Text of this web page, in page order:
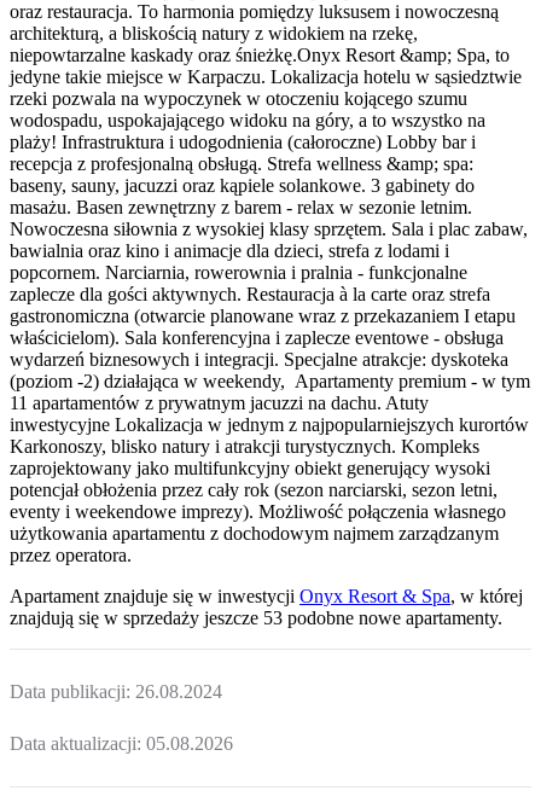
oraz restauracja. To harmonia pomiędzy luksusem i nowoczesną
architekturą, a bliskością natury z widokiem na rzekę,
niepowtarzalne kaskady oraz śnieżkę.Onyx Resort &amp; Spa, to
jedyne takie miejsce w Karpaczu. Lokalizacja hotelu w sąsiedztwie
rzeki pozwala na wypoczynek w otoczeniu kojącego szumu
wodospadu, uspokajającego widoku na góry, a to wszystko na
plaży! Infrastruktura i udogodnienia (całoroczne) Lobby bar i
recepcja z profesjonalną obsługą. Strefa wellness &amp; spa:
baseny, sauny, jacuzzi oraz kąpiele solankowe. 3 gabinety do
masażu. Basen zewnętrzny z barem - relax w sezonie letnim.
Nowoczesna siłownia z wysokiej klasy sprzętem. Sala i plac zabaw,
bawialnia oraz kino i animacje dla dzieci, strefa z lodami i
popcornem. Narciarnia, rowerownia i pralnia - funkcjonalne
zaplecze dla gości aktywnych. Restauracja à la carte oraz strefa
gastronomiczna (otwarcie planowane wraz z przekazaniem I etapu
właścicielom). Sala konferencyjna i zaplecze eventowe - obsługa
wydarzeń biznesowych i integracji. Specjalne atrakcje: dyskoteka
(poziom -2) działająca w weekendy, Apartamenty premium - w tym
11 apartamentów z prywatnym jacuzzi na dachu. Atuty
inwestycyjne Lokalizacja w jednym z najpopularniejszych kurortów
Karkonoszy, blisko natury i atrakcji turystycznych. Kompleks
zaprojektowany jako multifunkcyjny obiekt generujący wysoki
potencjał obłożenia przez cały rok (sezon narciarski, sezon letni,
eventy i weekendowe imprezy). Możliwość połączenia własnego
użytkowania apartamentu z dochodowym najmem zarządzanym
przez operatora.
Apartament znajduje się w inwestycji Onyx Resort & Spa, w której
znajdują się w sprzedaży jeszcze 53 podobne nowe apartamenty.
Data publikacji: 26.08.2024
Data aktualizacji: 05.08.2026